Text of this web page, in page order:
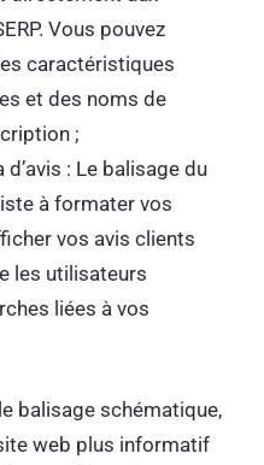
Vous pouvez
caractéristiques
et des noms de
;
: Le balisage du
à formater vos
vos avis clients
les utilisateurs
liées à vos
balisage schématique,
web plus informatif